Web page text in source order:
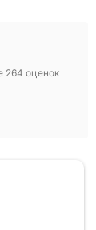
264 оценок